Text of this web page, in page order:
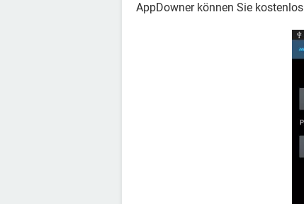
AppDowner können Sie kostenlos